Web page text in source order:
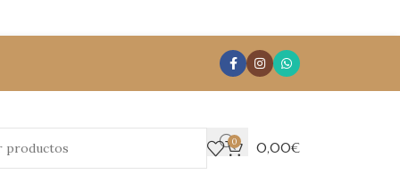
0 0,00€